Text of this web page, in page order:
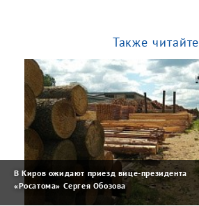
Также читайте
В Киров ожидают приезд вице-президента
«Росатома» Сергея Обозова